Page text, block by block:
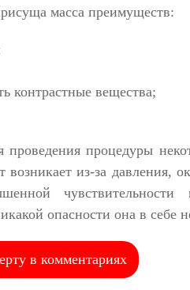
масса преимуществ:
контрастные вещества;
процедуры
из-за давления,
опасности она в себе
в комментариях